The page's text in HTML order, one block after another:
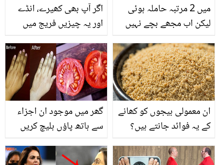
اگر آپ بھی کھیرے، انڈے
اور یہ چیزیں فریج میں
رکھتے ہیں تو فوراً چھوڑ
دیں ورنہ ۔۔ جانیئے ایسی
چیزوں کے بارے میں جن کو
فریج میں رکھنے سے آپ ان
بیماریوں میں مبتلا بھی
ہوسکتے ہیں
میں 2 مرتبہ حاملہ ہوئی
لیکن اب مجھے بچے نہیں
چاہیئیں ۔۔ بے اولادی کا
طعنہ ! جادیہ افگن اولاد کی
خواہش سے متعلق بتاتے
ہوئے
گھر میں موجود ان اجزاء
سے ہاتھ پاؤں بلیچ کریں
جس سے نہ جلد خراب ہو
اور نہ ہی جلن
ان معمولی بیجوں کو کھانے
کے یہ فوائد جانتے ہیں؟